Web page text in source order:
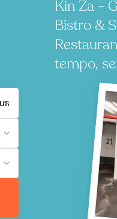
Kin Za -
Bistro &
tempo,